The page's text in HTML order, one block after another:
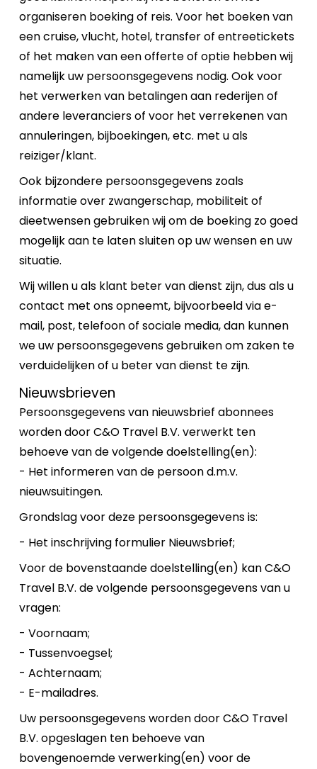
organiseren boeking of reis. Voor het boeken van
een cruise, vlucht, hotel, transfer of entreetickets
of het maken van een offerte of optie hebben wij
namelijk uw persoonsgegevens nodig. Ook voor
het verwerken van betalingen aan rederijen of
andere leveranciers of voor het verrekenen van
annuleringen, bijboekingen, etc. met u als
reiziger/klant.
Ook bijzondere persoonsgegevens zoals
informatie over zwangerschap, mobiliteit of
dieetwensen gebruiken wij om de boeking zo goed
mogelijk aan te laten sluiten op uw wensen en uw
situatie.
Wij willen u als klant beter van dienst zijn, dus als u
contact met ons opneemt, bijvoorbeeld via e-
mail, post, telefoon of sociale media, dan kunnen
we uw persoonsgegevens gebruiken om zaken te
verduidelijken of u beter van dienst te zijn.
Nieuwsbrieven
Persoonsgegevens van nieuwsbrief abonnees
worden door C&O Travel B.V. verwerkt ten
behoeve van de volgende doelstelling(en):
- Het informeren van de persoon d.m.v.
nieuwsuitingen.
Grondslag voor deze persoonsgegevens is:
- Het inschrijving formulier Nieuwsbrief;
Voor de bovenstaande doelstelling(en) kan C&O
Travel B.V. de volgende persoonsgegevens van u
vragen:
- Voornaam;
- Tussenvoegsel;
- Achternaam;
- E-mailadres.
Uw persoonsgegevens worden door C&O Travel
B.V. opgeslagen ten behoeve van
bovengenoemde verwerking(en) voor de